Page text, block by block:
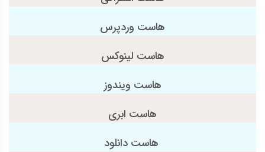
هاست وردپرس
هاست لینوکس
هاست ویندوز
هاست ابری
هاست دانلود